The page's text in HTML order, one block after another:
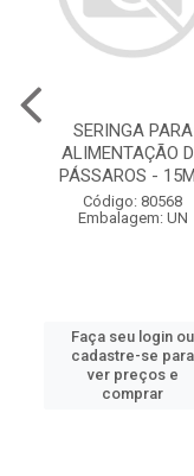
SERINGA PARA
ALIMENTAÇÃO
PÁSSAROS -
Código: 80568
Embalagem: UN
Faça seu login ou
cadastre-se para
ver preços e
comprar